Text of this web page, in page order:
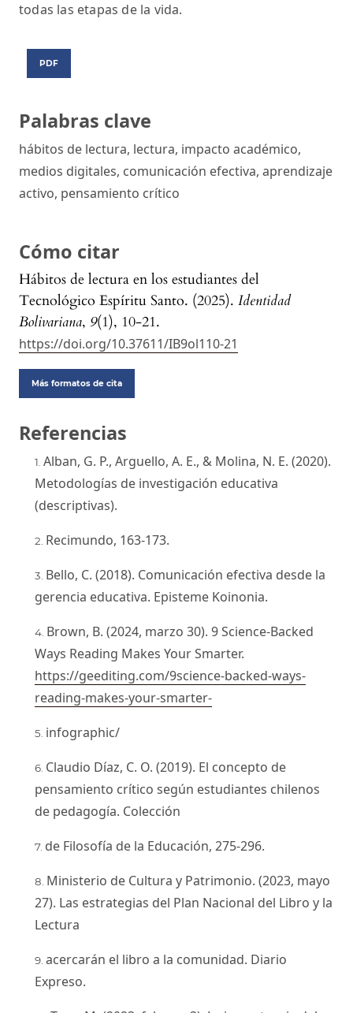
Palabras clave
hábitos de lectura, lectura, impacto académico,
medios digitales, comunicación efectiva, aprendizaje
activo, pensamiento crítico
Cómo citar
Hábitos de lectura en los estudiantes del
Tecnológico Espíritu Santo. (2025). Identidad
Bolivariana, 9(1), 10-21.
https://doi.org/10.37611/IB9ol110-21
Más formatos de cita
todas las etapas de la vida.
PDF
Referencias
Alban, G. P., Arguello, A. E., & Molina, N. E. (2020).
Metodologías de investigación educativa
(descriptivas).
Recimundo, 163-173.
Bello, C. (2018). Comunicación efectiva desde la
gerencia educativa. Episteme Koinonia.
Brown, B. (2024, marzo 30). 9 Science-Backed
Ways Reading Makes Your Smarter.
https://geediting.com/9science-backed-ways-
reading-makes-your-smarter-
infographic/
Claudio Díaz, C. O. (2019). El concepto de
pensamiento crítico según estudiantes chilenos
de pedagogía. Colección
de Filosofía de la Educación, 275-296.
Ministerio de Cultura y Patrimonio. (2023, mayo
27). Las estrategias del Plan Nacional del Libro y la
Lectura
acercarán el libro a la comunidad. Diario
Expreso.